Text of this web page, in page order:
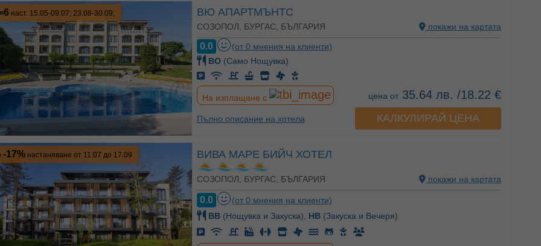
наст. 15.05-09.07; 23.08-30.09; ВЮ АПАРТМЪНТС
СОЗОПОЛ, БУРГАС, БЪЛГАРИЯ покажи на картата
0.0
(от 0 мнения на клиенти)
BO (Само Нощувка)
цена от35.64 лв. /18.22 €
На изплащане с
Пълно описание на хотела КАЛКУЛИРАЙ ЦЕНА
-17%настаняване от 11.07 до 17.09 ВИВА МАРЕ БИЙЧ ХОТЕЛ
СОЗОПОЛ, БУРГАС, БЪЛГАРИЯ покажи на картата
0.0
(от 0 мнения на клиенти)
BB(Нощувка и Закуска), HB(Закуска и Вечеря)